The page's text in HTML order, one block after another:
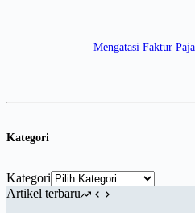
Mengatasi Faktur
Kategori
Kategori
Artikel terbaru